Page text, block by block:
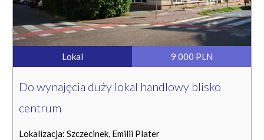
Lokal 9 000 PLN
Do wynajęcia duży lokal handlowy blisko
centrum
Lokalizacja: Szczecinek, Emilii Plater